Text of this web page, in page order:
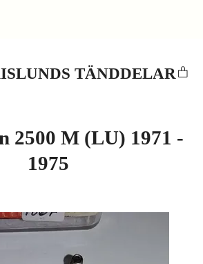
TÄNDDELAR
2500 M (LU) 1971 -
1975